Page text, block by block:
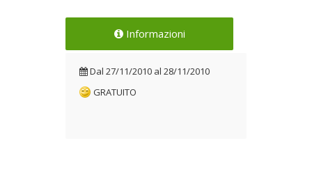
Informazioni
Dal 27/11/2010 al 28/11/2010
GRATUITO